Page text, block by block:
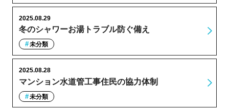
冬のシャワーお湯トラブル防ぐ備え
2025.08.29
未分類
マンション水道管工事住民の協力体制
2025.08.28
未分類